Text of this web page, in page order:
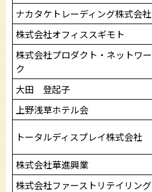
ナカタケトレーディング株式会社
株式会社オフィススギモト
株式会社プロダクト・ネットワー
ク
大田 登起子
上野浅草ホテル会
トータルディスプレイ株式会社
株式会社華進興業
株式会社ファーストリテイリング